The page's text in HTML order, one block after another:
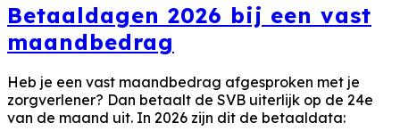
Betaaldagen 2026 bij een vast
maandbedrag
Heb je een vast maandbedrag afgesproken met je
zorgverlener? Dan betaalt de SVB uiterlijk op de 24e
van de maand uit. In 2026 zijn dit de betaaldata: